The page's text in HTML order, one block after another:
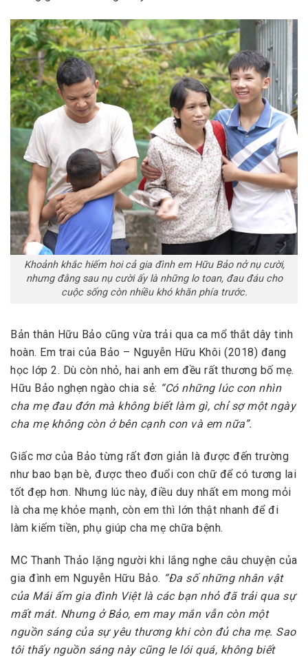
Khoảnh khắc hiếm hoi cả gia đình em Hữu Bảo nở nụ cười,
nhưng đằng sau nụ cười ấy là những lo toan, đau đáu cho
cuộc sống còn nhiều khó khăn phía trước.
Bản thân Hữu Bảo cũng vừa trải qua ca mổ thắt dây tinh
hoàn. Em trai của Bảo – Nguyễn Hữu Khôi (2018) đang
học lớp 2. Dù còn nhỏ, hai anh em đều rất thương bố mẹ.
Hữu Bảo nghẹn ngào chia sẻ: “Có những lúc con nhìn
cha mẹ đau đớn mà không biết làm gì, chỉ sợ một ngày
cha mẹ không còn ở bên cạnh con và em nữa”.
Giấc mơ của Bảo từng rất đơn giản là được đến trường
như bao bạn bè, được theo đuổi con chữ để có tương lai
tốt đẹp hơn. Nhưng lúc này, điều duy nhất em mong mỏi
là cha mẹ khỏe mạnh, còn em thì lớn thật nhanh để đi
làm kiếm tiền, phụ giúp cha mẹ chữa bệnh.
MC Thanh Thảo lặng người khi lắng nghe câu chuyện của
gia đình em Nguyễn Hữu Bảo. “Đa số những nhân vật
của Mái ấm gia đình Việt là các bạn nhỏ đã trải qua sự
mất mát. Nhưng ở Bảo, em may mắn vẫn còn một
nguồn sáng của sự yêu thương khi còn đủ cha mẹ. Sao
tôi thấy nguồn sáng này cũng le lói quá, không biết